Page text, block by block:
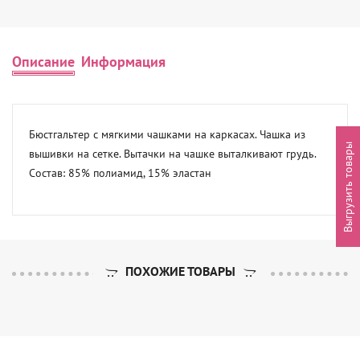
Описание Информация
Бюстгальтер с мягкими чашками на каркасах. Чашка из
вышивки на сетке. Вытачки на чашке выталкивают грудь.
Состав: 85% полиамид, 15% эластан
ПОХОЖИЕ ТОВАРЫ
Выгрузить товары